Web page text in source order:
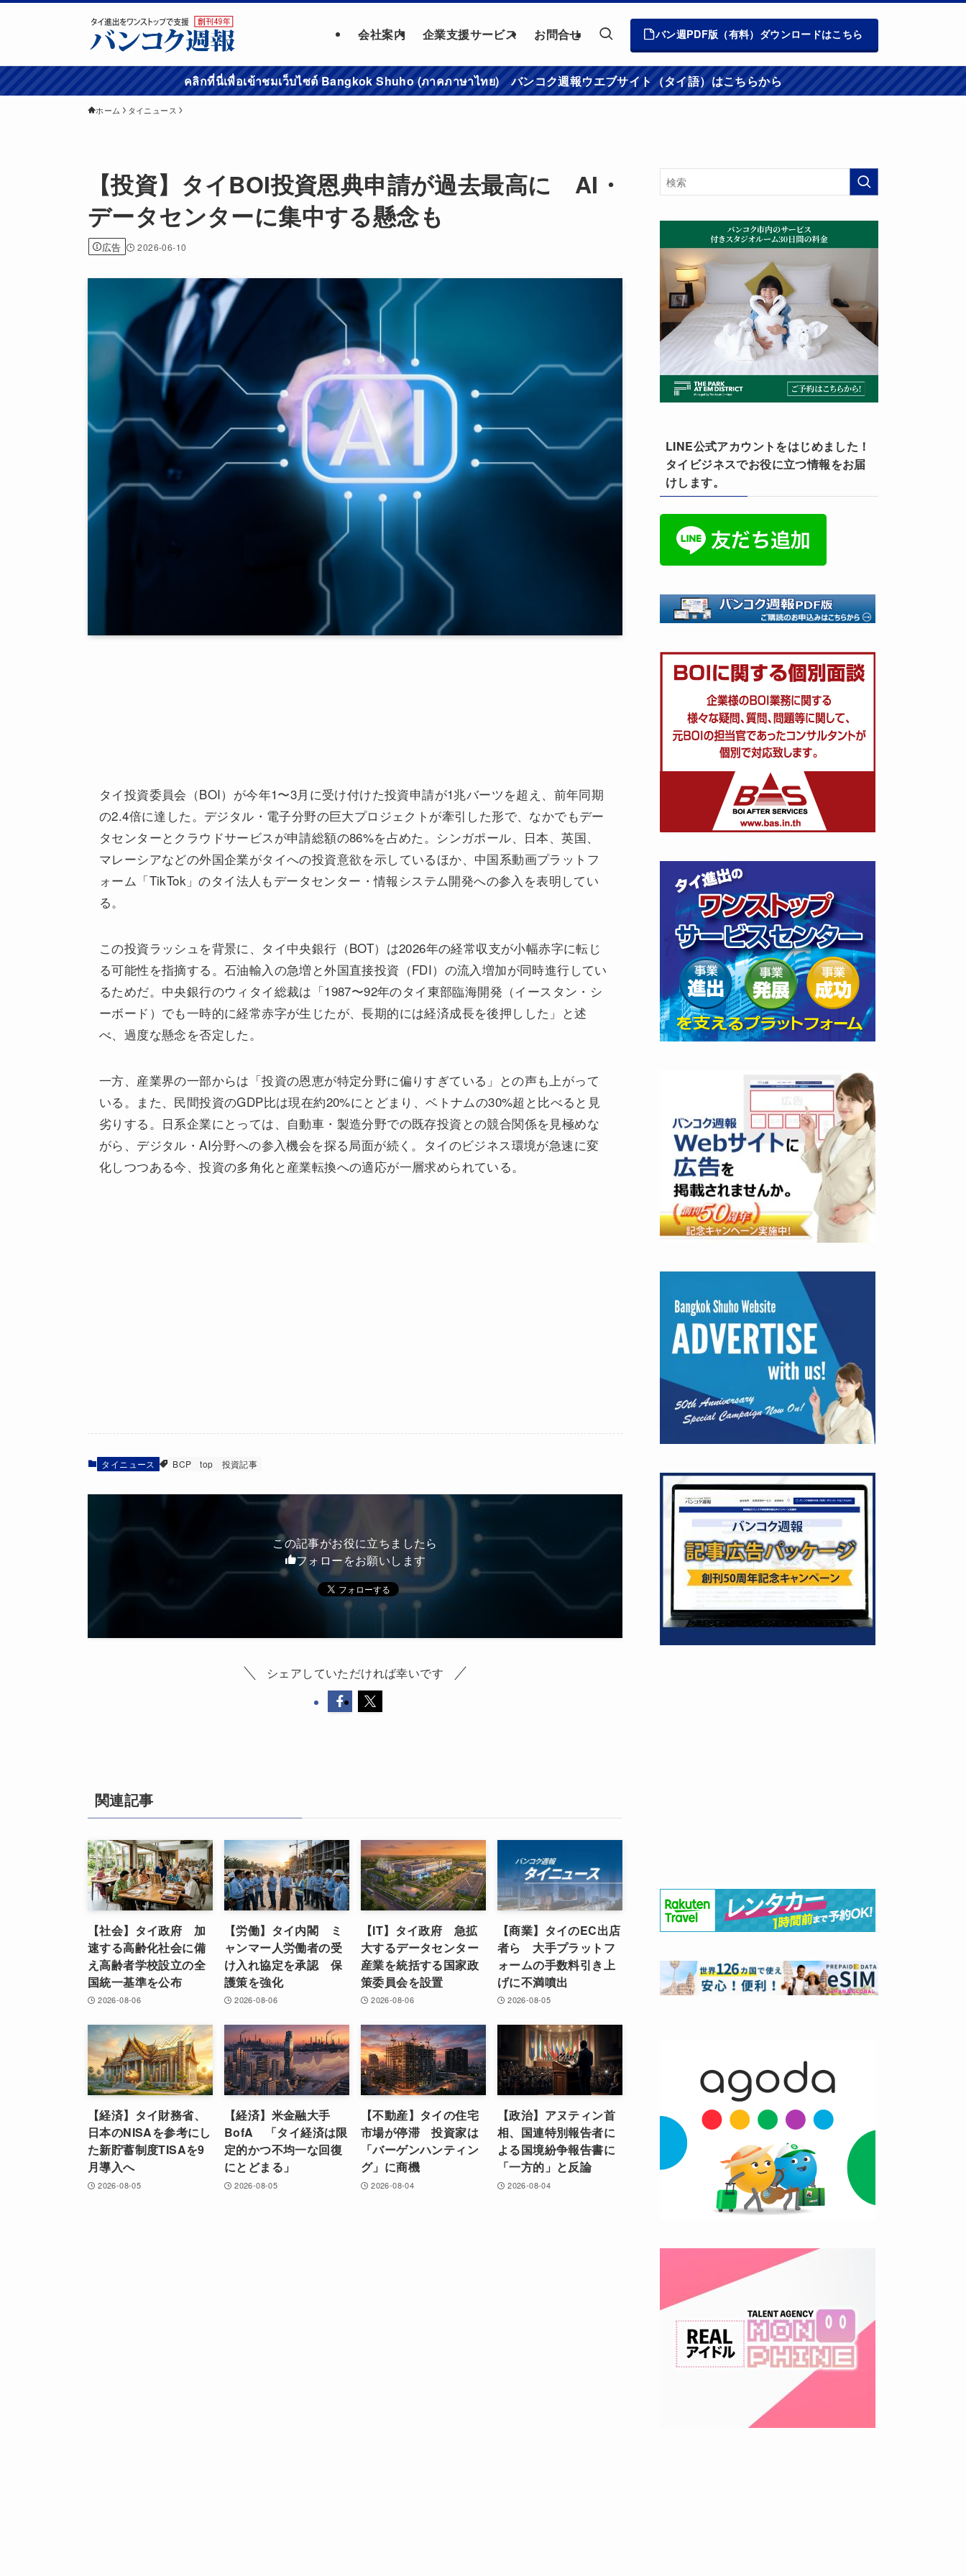
会社案内 企業支援サービス お問合せ バン週PDF版（有料）ダウンロードはこちら
คลิกที่นี่เพื่อเข้าชมเว็บไซต์ Bangkok Shuho (ภาคภาษาไทย) バンコク週報ウエブサイト（タイ語）はこちらから
ホーム タイニュース
【投資】タイBOI投資恩典申請が過去最高に AI・
データセンターに集中する懸念も
広告 2026-06-10
タイ投資委員会（BOI）が今年1〜3月に受け付けた投資申請が1兆バーツを超え、前年同期
の2.4倍に達した。デジタル・電子分野の巨大プロジェクトが牽引した形で、なかでもデー
タセンターとクラウドサービスが申請総額の86%を占めた。シンガポール、日本、英国、
マレーシアなどの外国企業がタイへの投資意欲を示しているほか、中国系動画プラットフ
ォーム「TikTok」のタイ法人もデータセンター・情報システム開発への参入を表明してい
る。
この投資ラッシュを背景に、タイ中央銀行（BOT）は2026年の経常収支が小幅赤字に転じ
る可能性を指摘する。石油輸入の急増と外国直接投資（FDI）の流入増加が同時進行してい
るためだ。中央銀行のウィタイ総裁は「1987〜92年のタイ東部臨海開発（イースタン・シ
ーボード）でも一時的に経常赤字が生じたが、長期的には経済成長を後押しした」と述
べ、過度な懸念を否定した。
一方、産業界の一部からは「投資の恩恵が特定分野に偏りすぎている」との声も上がって
いる。また、民間投資のGDP比は現在約20%にとどまり、ベトナムの30%超と比べると見
劣りする。日系企業にとっては、自動車・製造分野での既存投資との競合関係を見極めな
がら、デジタル・AI分野への参入機会を探る局面が続く。タイのビジネス環境が急速に変
化しつつある今、投資の多角化と産業転換への適応が一層求められている。
タイニュース BCP top 投資記事
この記事がお役に立ちましたら
フォローをお願いします
シェアしていただければ幸いです
関連記事
【社会】タイ政府 加
速する高齢化社会に備
え高齢者学校設立の全
国統一基準を公布
2026-08-06
【労働】タイ内閣 ミ
ャンマー人労働者の受
け入れ協定を承認 保
護策を強化
2026-08-06
【IT】タイ政府 急拡
大するデータセンター
産業を統括する国家政
策委員会を設置
2026-08-06
【商業】タイのEC出店
者ら 大手プラットフ
ォームの手数料引き上
げに不満噴出
2026-08-05
【経済】タイ財務省、
日本のNISAを参考にし
た新貯蓄制度TISAを9
月導入へ
2026-08-05
【経済】米金融大手
BofA 「タイ経済は限
定的かつ不均一な回復
にとどまる」
2026-08-05
【不動産】タイの住宅
市場が停滞 投資家は
「バーゲンハンティン
グ」に商機
2026-08-04
【政治】アヌティン首
相、国連特別報告者に
よる国境紛争報告書に
「一方的」と反論
2026-08-04
LINE公式アカウントをはじめました！
タイビジネスでお役に立つ情報をお届
けします。